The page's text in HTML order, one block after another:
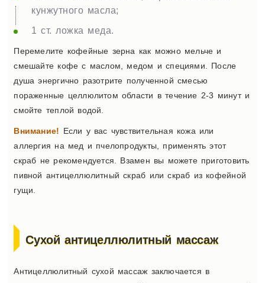
кунжутного масла;
1 ст. ложка меда.
Перемелите кофейные зерна как можно мельче и
смешайте кофе с маслом, медом и специями. После
душа энергично разотрите полученной смесью
пораженные целлюлитом области в течение 2-3 минут и
смойте теплой водой.
Внимание! Если у вас чувствительная кожа или
аллергия на мед и пчелопродукты, применять этот
скраб не рекомендуется. Взамен вы можете приготовить
пивной антицеллюлитный скраб или скраб из кофейной
гущи.
Сухой антицеллюлитный массаж
Антицеллюлитный сухой массаж заключается в